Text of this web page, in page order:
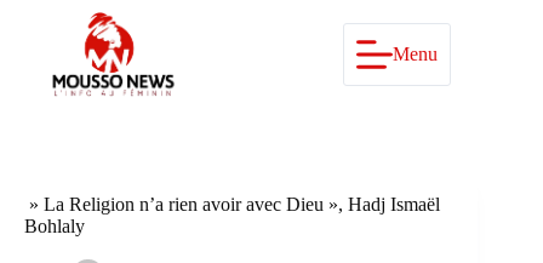
Menu
» La Religion n’a rien avoir avec Dieu », Hadj Ismaël
Bohlaly